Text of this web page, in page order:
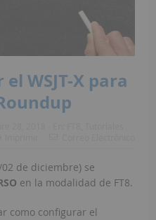
WSJT-X para
de diciembre) se
en la modalidad de FT8.
como configurar el